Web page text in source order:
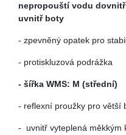
nepropouští vodu
uvnitř boty
- zpevněný opatek pro
- protiskluzová podrážka
- šířka WMS: M (střední)
- reflexní proužky pro větší
- uvnitř vyteplená měkkým